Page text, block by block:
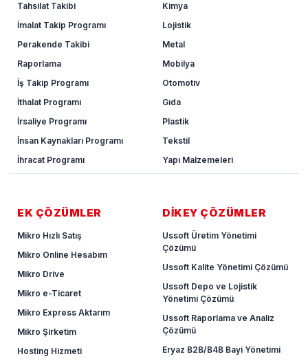
Tahsilat Takibi
İmalat Takip Programı
Perakende Takibi
Raporlama
İş Takip Programı
İthalat Programı
İrsaliye Programı
İnsan Kaynakları Programı
İhracat Programı
Kimya
Lojistik
Metal
Mobilya
Otomotiv
Gıda
Plastik
Tekstil
Yapı Malzemeleri
EK ÇÖZÜMLER
Mikro Hızlı Satış
Mikro Online Hesabım
Mikro Drive
Mikro e-Ticaret
Mikro Express Aktarım
Mikro Şirketim
Hosting Hizmeti
DİKEY ÇÖZÜMLER
Ussoft Üretim Yönetimi
Çözümü
Ussoft Kalite Yönetimi Çözümü
Ussoft Depo ve Lojistik
Yönetimi Çözümü
Ussoft Raporlama ve Analiz
Çözümü
Eryaz B2B/B4B Bayi Yönetimi